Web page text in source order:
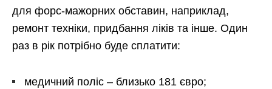
для форс-мажорних обставин, наприклад,
ремонт техніки, придбання ліків та інше. Один
раз в рік потрібно буде сплатити:
медичний поліс – близько 181 євро;